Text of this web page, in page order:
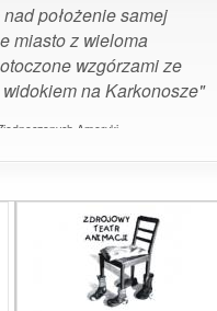
położenie samej
miasto z wieloma
wzgórzami ze
na Karkonosze"
Ameryki